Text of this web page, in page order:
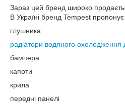
Зараз цей бренд широко
В Україні бренд Tempest
глушника
радіатори водяного охолодження
бампера
капоти
крила
передні панелі